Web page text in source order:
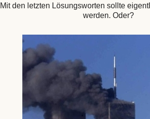
Mit den letzten Lösungsworten sollte
werden. Oder?